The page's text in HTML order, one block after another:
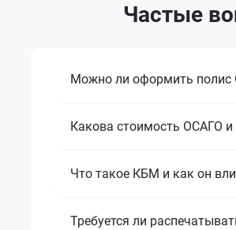
Частые
Можно ли оформить полис
Какова стоимость ОСАГО и
Что такое КБМ и как он
Требуется ли